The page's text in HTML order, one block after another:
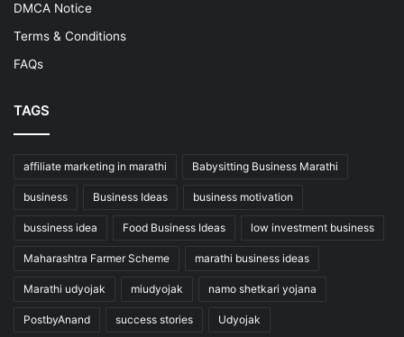
DMCA Notice
Terms & Conditions
FAQs
TAGS
affiliate marketing in marathi Babysitting Business Marathi
business Business Ideas business motivation
bussiness idea Food Business Ideas low investment business
Maharashtra Farmer Scheme marathi business ideas
Marathi udyojak miudyojak namo shetkari yojana
PostbyAnand success stories Udyojak